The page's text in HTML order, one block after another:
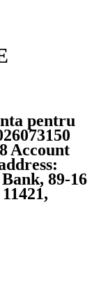
pentru
Account
89-16